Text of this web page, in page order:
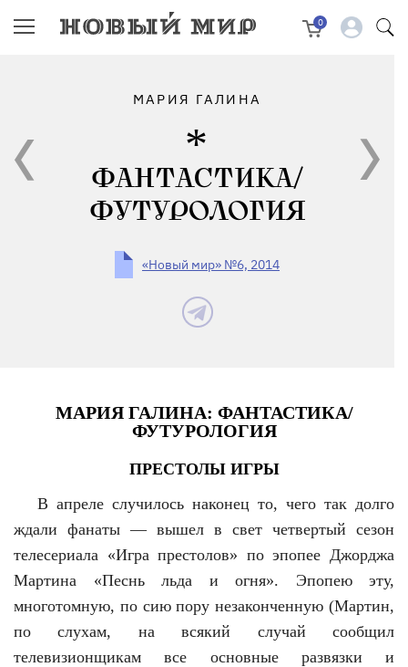
0
МАРИЯ ГАЛИНА
ФАНТАСТИКА/
ФУТУРОЛОГИЯ
«Новый мир» №6, 2014
МАРИЯ ГАЛИНА: ФАНТАСТИКА/
ФУТУРОЛОГИЯ
ПРЕСТОЛЫ ИГРЫ
В апреле случилось наконец то, чего так долго
ждали фанаты — вышел в свет четвертый сезон
телесериала «Игра престолов» по эпопее Джорджа
Мартина «Песнь льда и огня». Эпопею эту,
многотомную, по сию пору незаконченную (Мартин,
по слухам, на всякий случай сообщил
телевизионщикам все основные развязки и